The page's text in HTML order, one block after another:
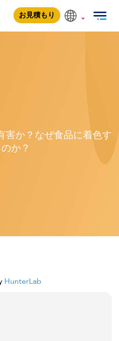
お見積もり
害か？なぜ食品に着色す
か？
HunterLab